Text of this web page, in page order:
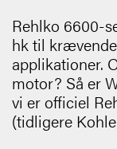
Rehlko 6600-
hk til
applikationer.
motor? Så er
vi er officiel
(tidligere